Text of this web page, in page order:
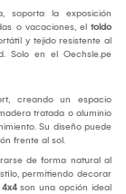
soporta la exposición
o vacaciones, el toldo
y tejido resistente al
Solo en el Oechsle.pe
creando un espacio
tratada o aluminio
Su diseño puede
frente al sol.
de forma natural al
permitiendo decorar
son una opción ideal